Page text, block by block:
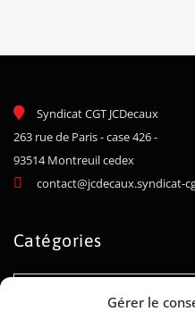
Gérer le
Syndicat CGT JCDecaux
263 rue de Paris - case 426 -
93514 Montreuil cedex
contact@jcdecaux.syndicat-
Catégories
Catégories